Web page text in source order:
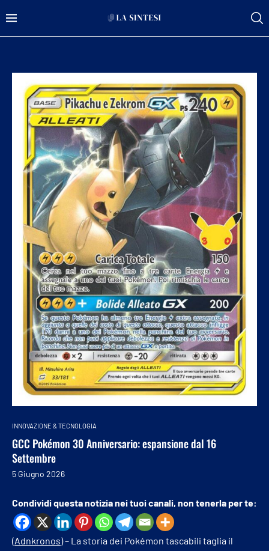
INNOVAZIONE & TECNOLOGIA
GCC Pokémon 30 Anniversario: espansione dal 16
Settembre
5 Giugno 2026
Condividi questa notizia nei tuoi canali, non tenerla per te:
(Adnkronos) – La storia dei Pokémon tascabili taglia il